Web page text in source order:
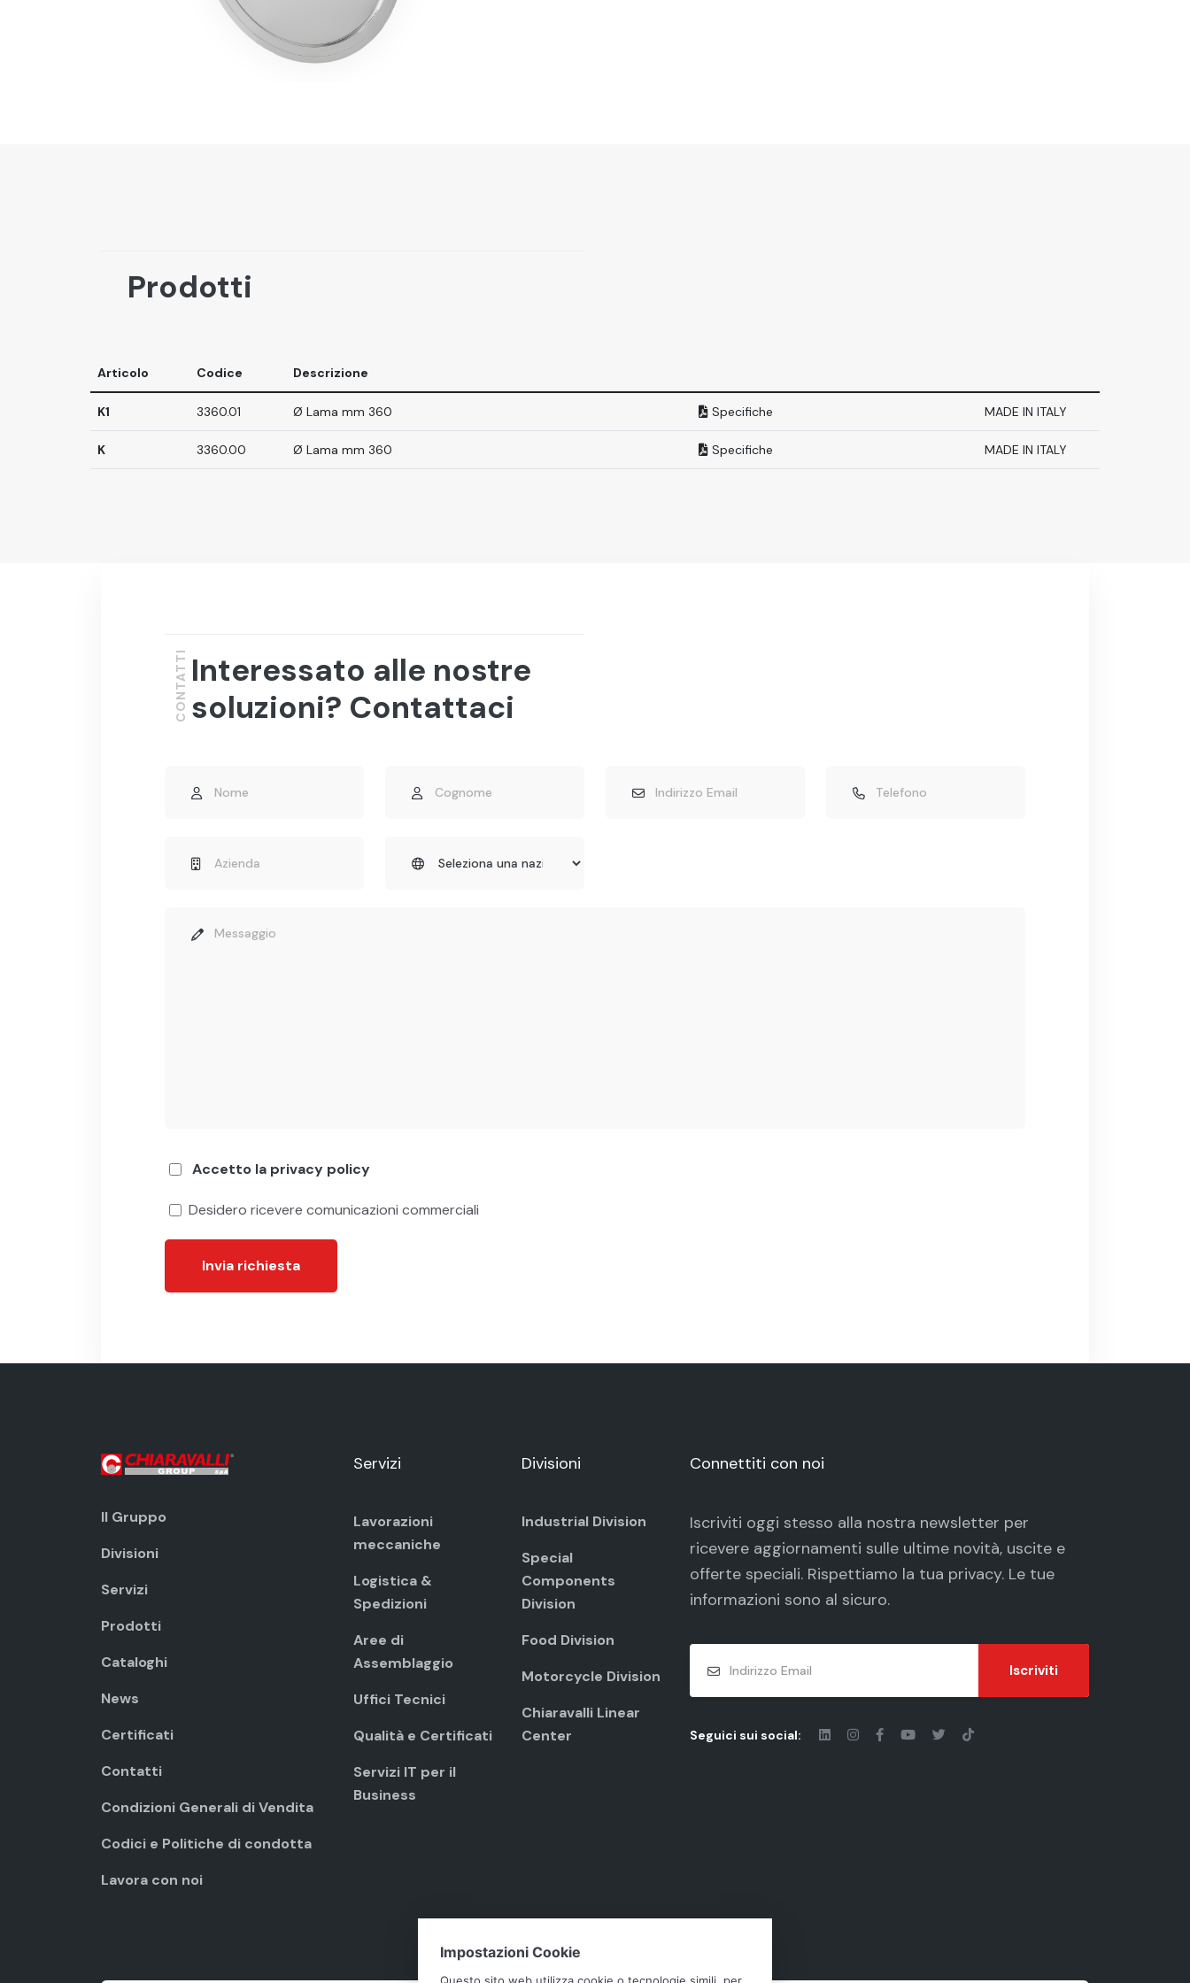
Prodotti
Articolo Codice Descrizione
K1 3360.01 Ø Lama mm 360 Specifiche MADE IN ITALY
K 3360.00 Ø Lama mm 360 Specifiche MADE IN ITALY
Interessato alle nostre
soluzioni? Contattaci
CONTATTI
Accetto la privacy policy
Desidero ricevere comunicazioni commerciali
Invia richiesta
Il Gruppo
Divisioni
Servizi
Prodotti
Cataloghi
News
Certificati
Contatti
Condizioni Generali di Vendita
Codici e Politiche di condotta
Lavora con noi
Servizi
Lavorazioni
meccaniche
Logistica &
Spedizioni
Aree di
Assemblaggio
Uffici Tecnici
Qualità e Certificati
Servizi IT per il
Business
Divisioni
Industrial Division
Special
Components
Division
Food Division
Motorcycle Division
Chiaravalli Linear
Center
Connettiti con noi
Iscriviti oggi stesso alla nostra newsletter per
ricevere aggiornamenti sulle ultime novità, uscite e
offerte speciali. Rispettiamo la tua privacy. Le tue
informazioni sono al sicuro.
Iscriviti
Seguici sui social: